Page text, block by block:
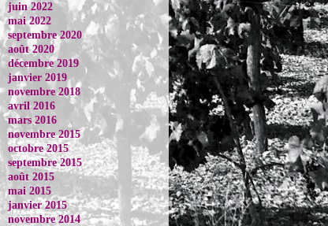
juin 2022
mai 2022
septembre 2020
août 2020
décembre 2019
janvier 2019
novembre 2018
avril 2016
mars 2016
novembre 2015
octobre 2015
septembre 2015
août 2015
mai 2015
janvier 2015
novembre 2014